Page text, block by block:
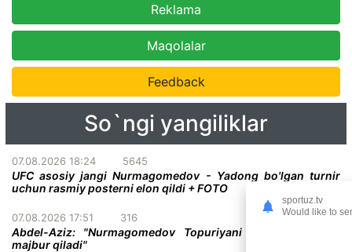
Reklama
Maqolalar
Feedback
So`ngi yangiliklar
07.08.2026 18:24 5645
UFC asosiy jangi Nurmagomedov - Yadong bo'lgan turnir
uchun rasmiy posterni elon qildi + FOTO
07.08.2026 17:51 316
Abdel-Aziz: "Nurmagomedov Topuriyani taslim bo'lishga
majbur qiladi"
sportuz.tv
Would like to